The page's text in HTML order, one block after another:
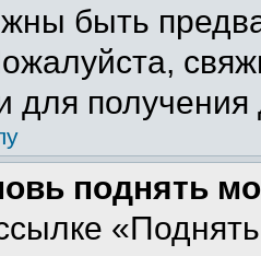
быть
для
поднять